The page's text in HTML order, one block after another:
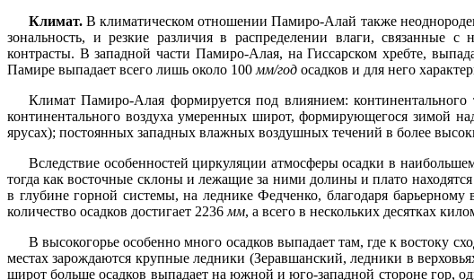
Климат. В климатическом отношении Памиро-Алай также
зональность, и резкие различия в распределении влаги, связанные
контрасты. В западной части Памиро-Алая, на Гиссарском хребте,
Памире выпадает всего лишь около 100 мм/год осадков и для него
Климат Памиро-Алая формируется под влиянием:
континентального воздуха умеренных широт, формирующегося зимой
ярусах); постоянных западных влажных воздушных течений в более
Вследствие особенностей циркуляции атмосферы осадки в
тогда как восточные склоны и лежащие за ними долины и плато
в глубине горной системы, на леднике Федченко, благодаря
количество осадков достигает 2236 мм, а всего в нескольких десятках
В высокогорье особенно много осадков выпадает там, где к востоку
местах зарождаются крупные ледники (Зеравшанский, ледники в
широт больше осадков выпадает на южной и юго-западной стороне гор,